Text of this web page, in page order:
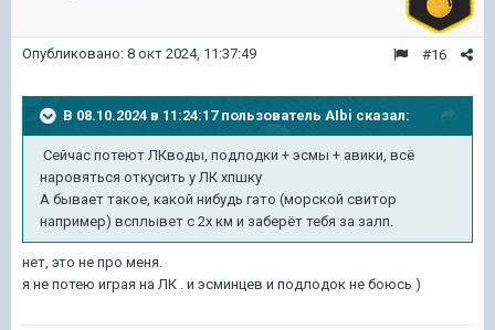
#16
Опубликовано: 8 окт 2024, 11:37:49
В 08.10.2024 в 11:24:17 пользователь AIbi сказал:
Сейчас потеют ЛКводы, подлодки + эсмы + авики, всё
наровяться откусить у ЛК хпшку
А бывает такое, какой нибудь гато (морской свитор
например) всплывет с 2х км и заберёт тебя за залп.
нет, это не про меня.
я не потею играя на ЛК . и эсминцев и подлодок не боюсь )